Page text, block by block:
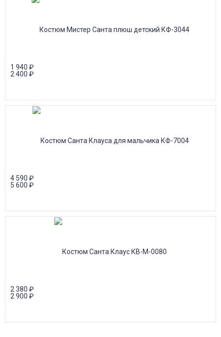
1 940 ₽
2 400 ₽
4 590 ₽
5 600 ₽
2 380 ₽
2 900 ₽